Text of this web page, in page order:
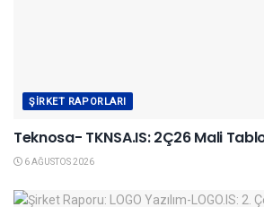
ŞIRKET RAPORLARI
Teknosa- TKNSA.IS: 2Ç26 Mali
6 AĞUSTOS 2026